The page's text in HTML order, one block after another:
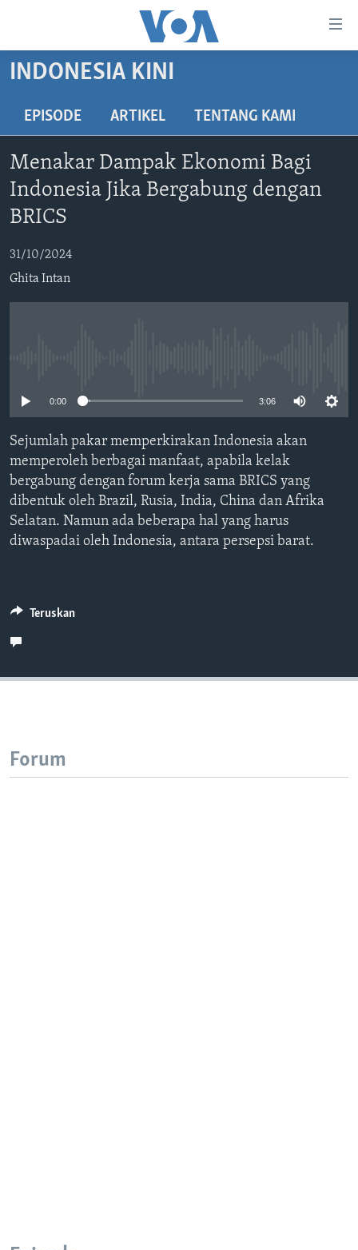
Akses
Utama
Lanjut
ke
Navigasi
Lanjut
ke
DUNIA
POLYGRAPH
DAFTAR PROGRAM
IKUTI KAMI
INDONESIA KINI
EPISODE ARTIKEL TENTANG KAMI
Menakar Dampak Ekonomi Bagi
Indonesia Jika Bergabung dengan
BRICS
31/10/2024
Ghita Intan
0:00 3:06
Sejumlah pakar memperkirakan Indonesia akan
memperoleh berbagai manfaat, apabila kelak
bergabung dengan forum kerja sama BRICS yang
dibentuk oleh Brazil, Rusia, India, China dan Afrika
Selatan. Namun ada beberapa hal yang harus
diwaspadai oleh Indonesia, antara persepsi barat.
Teruskan
Forum